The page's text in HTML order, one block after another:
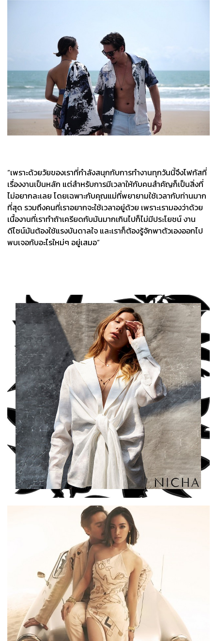
“เพราะด้วยวัยของเราที่กำลังสนุกกับการทำงานทุกวันนี้จึงโฟกัสที่
เรื่องงานเป็นหลัก แต่สำหรับการมีเวลาให้กับคนสำคัญก็เป็นสิ่งที่
ไม่อยากละเลย โดยเฉพาะกับคุณแม่ที่พยายามใช้เวลากับท่านมาก
ที่สุด รวมถึงคนที่เราอยากจะใช้เวลาอยู่ด้วย เพราะเรามองว่าด้วย
เนื้องานที่เราทำถ้าเครียดกับมันมากเกินไปก็ไม่มีประโยชน์ งาน
ดีไซน์มันต้องใช้แรงบันดาลใจ และเราก็ต้องรู้จักพาตัวเองออกไป
พบเจอกับอะไรใหม่ๆ อยู่เสมอ”